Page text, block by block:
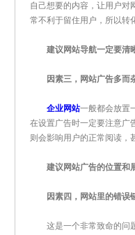
自己想要的内容，让用户对
常不利于留住用户，所以转
建议网站导航一定要清
因素三，网站广告多而
企业网站一般都会放置
在设置广告时一定要注意广
则会影响用户的正常阅读，
建议网站广告的位置和
因素四，网站里的错误
这是一个非常致命的问题